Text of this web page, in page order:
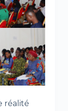
réalité